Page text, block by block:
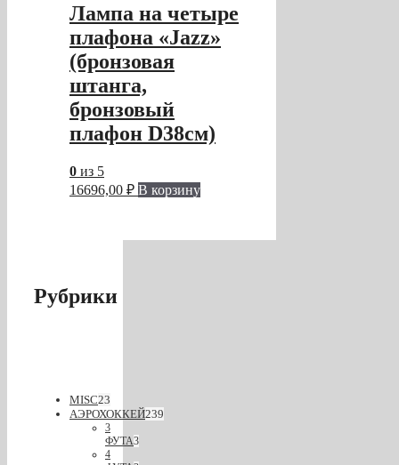
Лампа на четыре
плафона «Jazz»
(бронзовая
штанга,
бронзовый
плафон D38см)
0 из 5
16696,00 ₽ В корзину
Рубрики
MISC23
АЭРОХОККЕЙ239
3
ФУТА3
4